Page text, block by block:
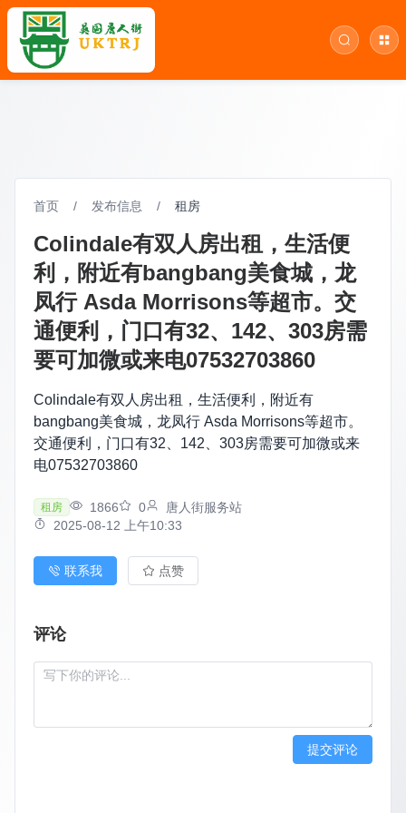
首页 / 发布信息 / 租房
Colindale有双人房出租，生活便
利，附近有bangbang美食城，龙
凤行 Asda Morrisons等超市。交
通便利，门口有32、142、303房需
要可加微或来电07532703860
Colindale有双人房出租，生活便利，附近有
bangbang美食城，龙凤行 Asda Morrisons等超市。
交通便利，门口有32、142、303房需要可加微或来
电07532703860
租房 1866 0
唐人街服务站
2025-08-12 上午10:33
联系我 点赞
评论
提交评论